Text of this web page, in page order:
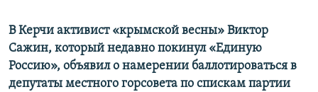
В Керчи активист «крымской весны» Виктор
Сажин, который недавно покинул «Единую
Россию», объявил о намерении баллотироваться в
депутаты местного горсовета по спискам партии